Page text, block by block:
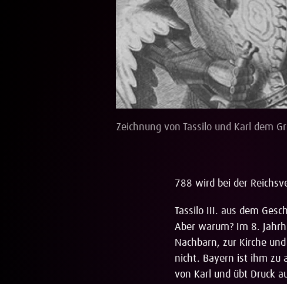
Zeichnung von Tassilo und Karl dem
788 wird bei der
Tassilo III. aus dem
Aber warum? Im 8.
Nachbarn, zur Kirche
nicht. Bayern ist ihm zu
von Karl und übt Druck